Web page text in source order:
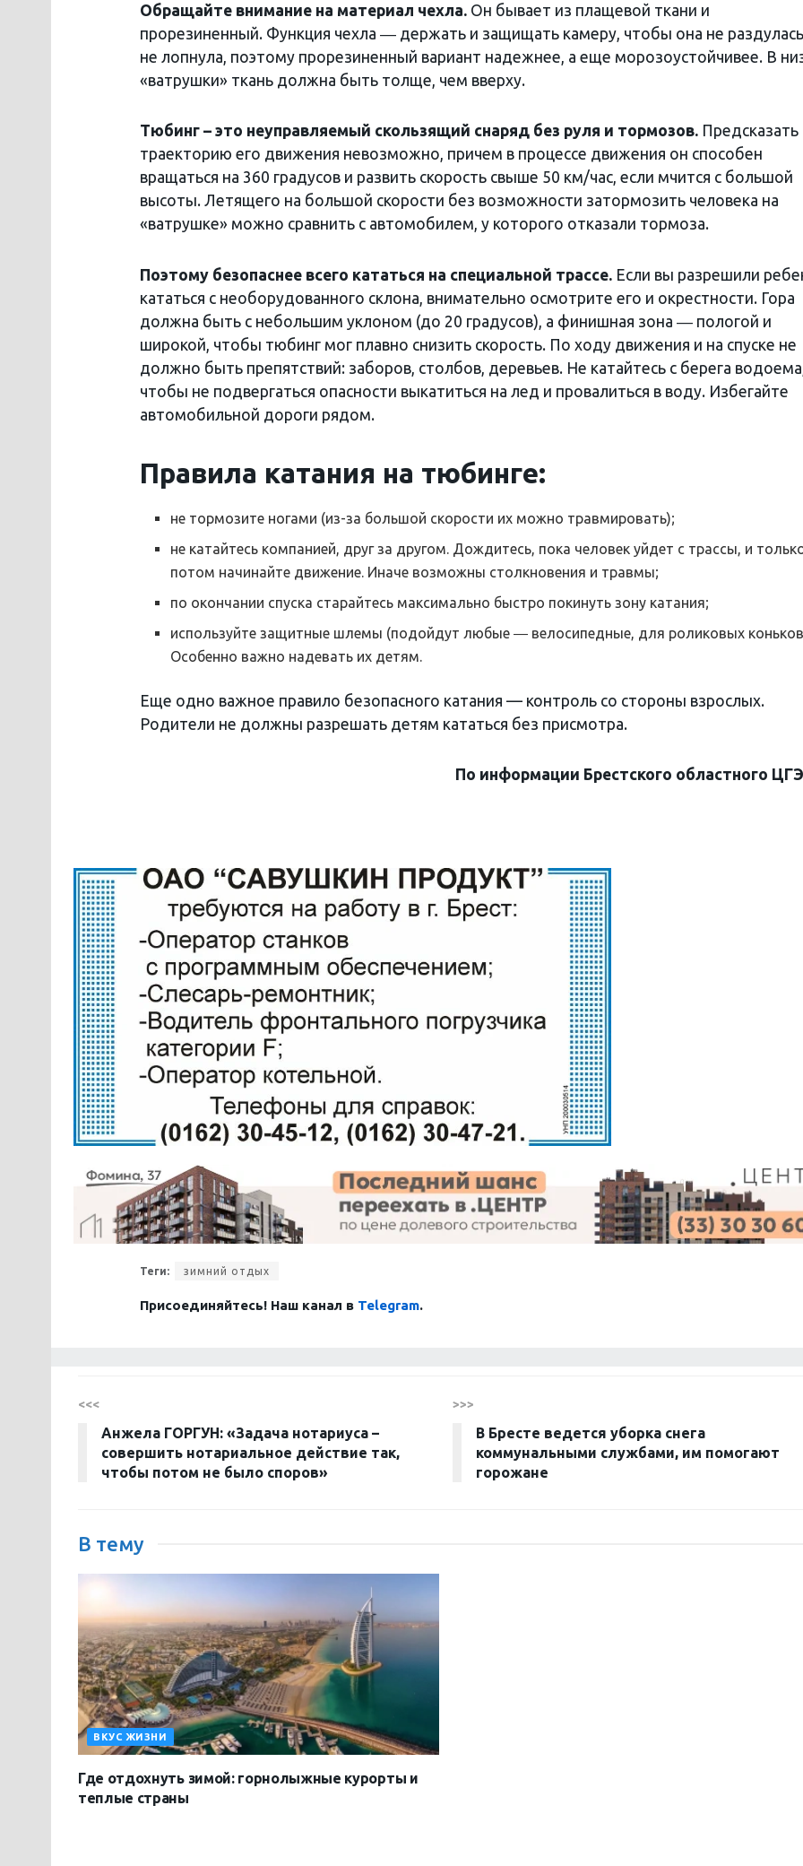
Обращайте внимание на материал чехла. Он бывает из плащевой ткани и
прорезиненный. Функция чехла ― держать и защищать камеру, чтобы она не
не лопнула, поэтому прорезиненный вариант надежнее, а еще морозоустойчивее. В
«ватрушки» ткань должна быть толще, чем вверху.
Тюбинг – это неуправляемый скользящий снаряд без руля и тормозов. Предсказать
траекторию его движения невозможно, причем в процессе движения он способен
вращаться на 360 градусов и развить скорость свыше 50 км/час, если мчится с большой
высоты. Летящего на большой скорости без возможности затормозить человека на
«ватрушке» можно сравнить с автомобилем, у которого отказали тормоза.
Поэтому безопаснее всего кататься на специальной трассе. Если вы разрешили
кататься с необорудованного склона, внимательно осмотрите его и окрестности. Гора
должна быть с небольшим уклоном (до 20 градусов), а финишная зона ― пологой и
широкой, чтобы тюбинг мог плавно снизить скорость. По ходу движения и на спуске не
должно быть препятствий: заборов, столбов, деревьев. Не катайтесь с берега
чтобы не подвергаться опасности выкатиться на лед и провалиться в воду. Избегайте
автомобильной дороги рядом.
Правила катания на тюбинге:
не тормозите ногами (из-за большой скорости их можно травмировать);
не катайтесь компанией, друг за другом. Дождитесь, пока человек уйдет с трассы, и
потом начинайте движение. Иначе возможны столкновения и травмы;
по окончании спуска старайтесь максимально быстро покинуть зону катания;
используйте защитные шлемы (подойдут любые ― велосипедные, для роликовых
Особенно важно надевать их детям.
Еще одно важное правило безопасного катания — контроль со стороны взрослых.
Родители не должны разрешать детям кататься без присмотра.
По информации Брестского областного
Теги: зимний отдых
Присоединяйтесь! Наш канал в Telegram.
<<<
Анжела ГОРГУН: «Задача нотариуса –
совершить нотариальное действие так,
чтобы потом не было споров»
>>>
В Бресте ведется уборка снега
коммунальными службами, им помогают
горожане
В тему
ВКУС ЖИЗНИ
Где отдохнуть зимой: горнолыжные курорты и
теплые страны